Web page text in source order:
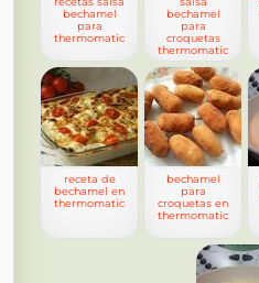
bechamel
para
thermomatic
bechamel
para
croquetas
thermomatic
receta de
bechamel en
thermomatic
bechamel
para
croquetas en
thermomatic